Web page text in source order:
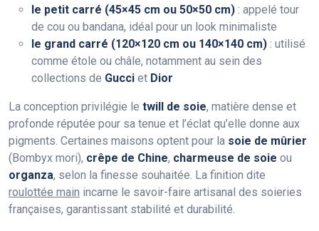
le petit carré (45×45 cm ou 50×50 cm) : appelé tour
de cou ou bandana, idéal pour un look minimaliste
le grand carré (120×120 cm ou 140×140 cm) : utilisé
comme étole ou châle, notamment au sein des
collections de Gucci et Dior
La conception privilégie le twill de soie, matière dense et
profonde réputée pour sa tenue et l’éclat qu’elle donne aux
pigments. Certaines maisons optent pour la soie de mûrier
(Bombyx mori), crêpe de Chine, charmeuse de soie ou
organza, selon la finesse souhaitée. La finition dite
roulottée main incarne le savoir-faire artisanal des soieries
françaises, garantissant stabilité et durabilité.